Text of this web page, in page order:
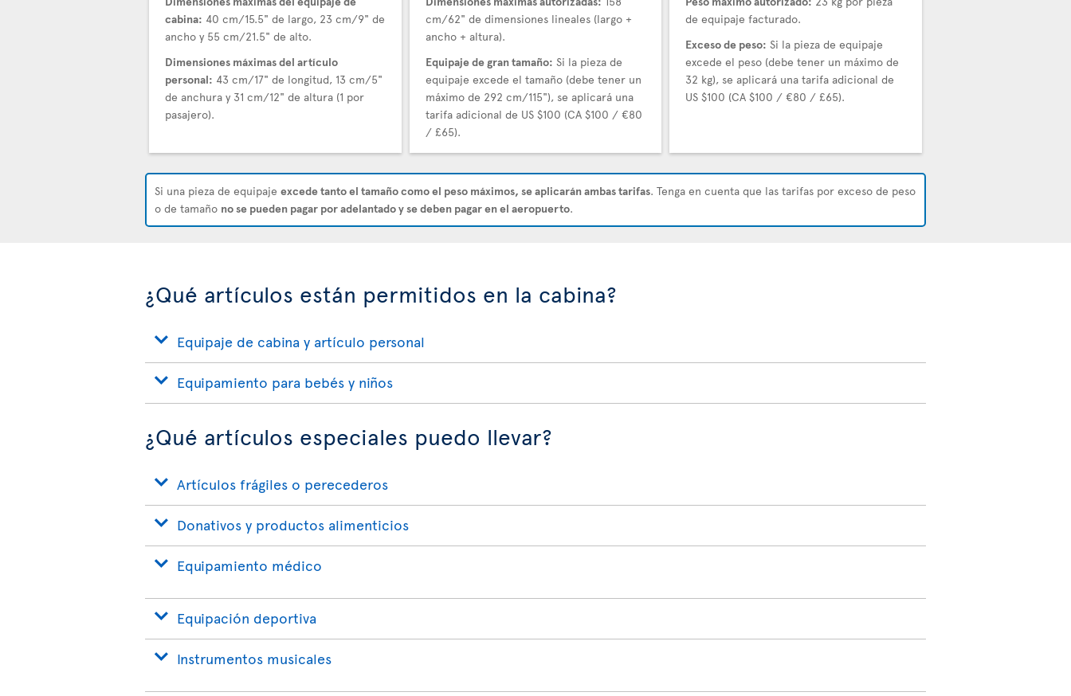
cabina: 40 cm/15.5" de largo, 23 cm/9" de
ancho y 55 cm/21.5" de alto.
Dimensiones máximas del artículo
personal: 43 cm/17" de longitud, 13 cm/5"
de anchura y 31 cm/12" de altura (1 por
pasajero).
cm/62" de dimensiones lineales (largo +
ancho + altura).
Equipaje de gran tamaño: Si la pieza de
equipaje excede el tamaño (debe tener un
máximo de 292 cm/115"), se aplicará una
tarifa adicional de US $100 (CA $100 / €80
/ £65).
de equipaje facturado.
Exceso de peso: Si la pieza de equipaje
excede el peso (debe tener un máximo de
32 kg), se aplicará una tarifa adicional de
US $100 (CA $100 / €80 / £65).
Si una pieza de equipaje excede tanto el tamaño como el peso máximos, se aplicarán ambas tarifas. Tenga en cuenta que las tarifas por exceso de peso
o de tamaño no se pueden pagar por adelantado y se deben pagar en el aeropuerto.
¿Qué artículos están permitidos en la cabina?
Equipaje de cabina y artículo personal
Equipamiento para bebés y niños
¿Qué artículos especiales puedo llevar?
Artículos frágiles o perecederos
Donativos y productos alimenticios
Equipamiento médico
Equipación deportiva
Instrumentos musicales